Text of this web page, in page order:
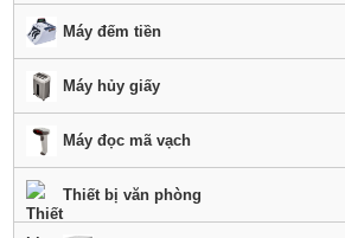
Máy đếm tiền
Máy hủy giấy
Máy đọc mã vạch
Thiết bị văn phòng